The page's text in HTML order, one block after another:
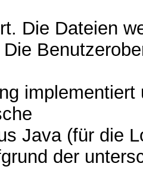
Die Dateien
Java (für die
der